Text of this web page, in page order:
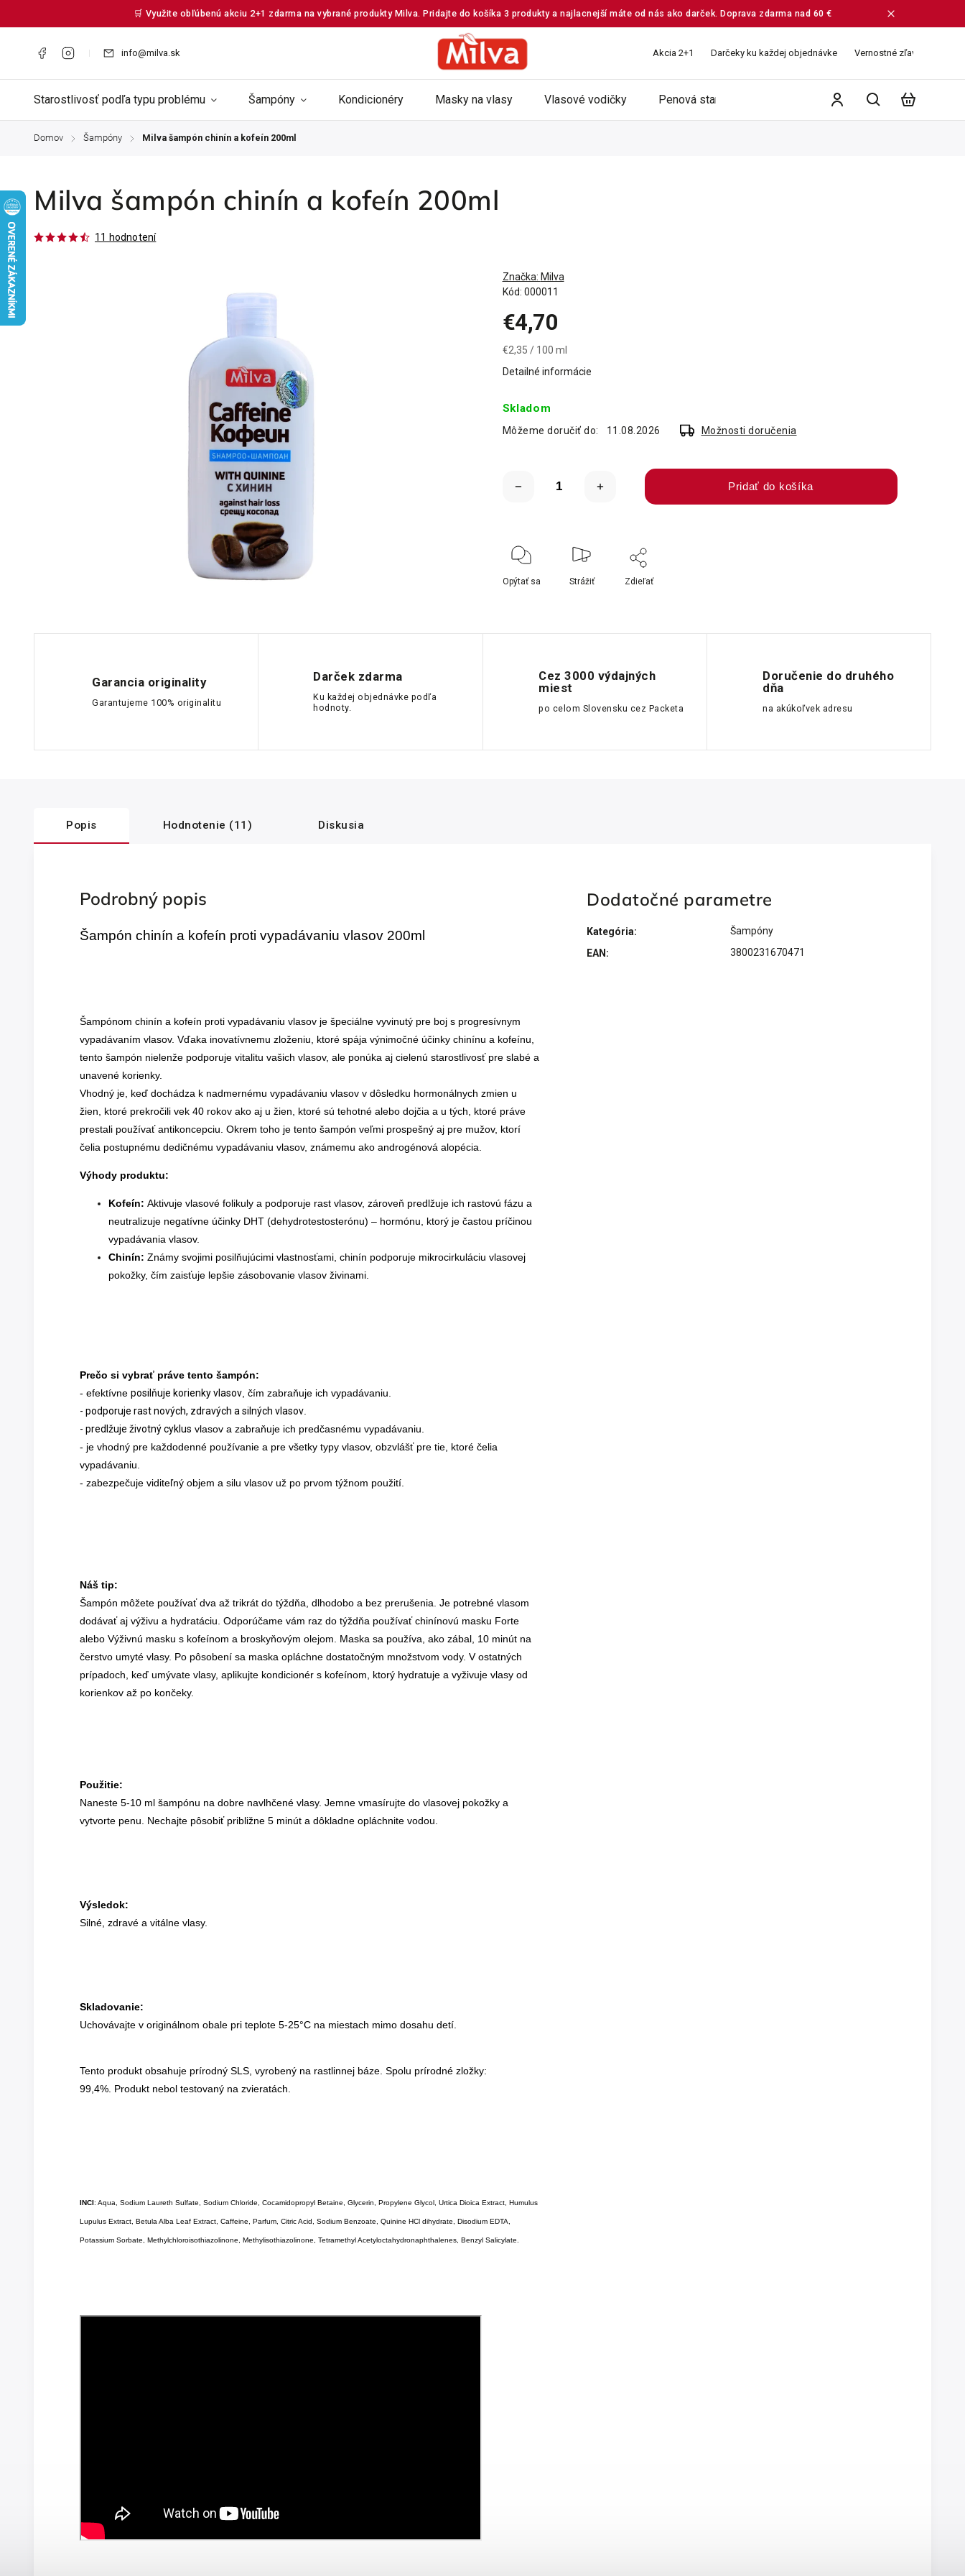
🛒 Využite obľúbenú akciu 2+1 zdarma na vybrané produkty Milva. Pridajte do košíka 3 produkty a najlacnejší máte od nás ako darček. Doprava zdarma nad 60 €
info@milva.sk Akcia 2+1 Darčeky ku každej objednávke Vernostné zľavy
Starostlivosť podľa typu problému Šampóny Kondicionéry Masky na vlasy Vlasové vodičky Penová starostlivosť Ružové vodičky Balíčky
Domov / Šampóny / Milva šampón chinín a kofeín 200ml
Milva šampón chinín a kofeín 200ml
11 hodnotení
Kód: 000011
Značka: Milva
€4,70
€2,35 / 100 ml
Skladom
Môžeme doručiť do: 11.08.2026 Možnosti doručenia
Pridať do košíka
Detailné informácie
Opýtať sa Strážiť Zdieľať
Garancia originality
Garantujeme 100% originalitu
Darček zdarma
Ku každej objednávke podľa
hodnoty.
Cez 3000 výdajných
miest
po celom Slovensku cez Packeta
Doručenie do druhého
dňa
na akúkoľvek adresu
Popis Hodnotenie (11) Diskusia
Podrobný popis
Šampón chinín a kofeín proti vypadávaniu vlasov 200ml
Šampónom chinín a kofeín proti vypadávaniu vlasov je špeciálne vyvinutý pre boj s progresívnym
vypadávaním vlasov. Vďaka inovatívnemu zloženiu, ktoré spája výnimočné účinky chinínu a kofeínu,
tento šampón nielenže podporuje vitalitu vašich vlasov, ale ponúka aj cielenú starostlivosť pre slabé a
unavené korienky.
Vhodný je, keď dochádza k nadmernému vypadávaniu vlasov v dôsledku hormonálnych zmien u
žien, ktoré prekročili vek 40 rokov ako aj u žien, ktoré sú tehotné alebo dojčia a u tých, ktoré práve
prestali používať antikoncepciu. Okrem toho je tento šampón veľmi prospešný aj pre mužov, ktorí
čelia postupnému dedičnému vypadávaniu vlasov, známemu ako androgénová alopécia.
Výhody produktu:
Kofeín: Aktivuje vlasové folikuly a podporuje rast vlasov, zároveň predlžuje ich rastovú fázu a
neutralizuje negatívne účinky DHT (dehydrotestosterónu) – hormónu, ktorý je častou príčinou
vypadávania vlasov.
Chinín: Známy svojimi posilňujúcimi vlastnosťami, chinín podporuje mikrocirkuláciu vlasovej
pokožky, čím zaisťuje lepšie zásobovanie vlasov živinami.
Prečo si vybrať práve tento šampón:
- efektívne posilňuje korienky vlasov , čím zabraňuje ich vypadávaniu.
- podporuje rast nových, zdravých a silných vlasov
- predlžuje životný cyklus vlasov a zabraňuje ich predčasnému vypadávaniu.
- je vhodný pre každodenné používanie a pre všetky typy vlasov, obzvlášť pre tie, ktoré čelia
vypadávaniu.
- zabezpečuje viditeľný objem a silu vlasov už po prvom týžnom použití.
Náš tip:
Šampón môžete používať dva až trikrát do týždňa, dlhodobo a bez prerušenia. Je potrebné vlasom
dodávať aj výživu a hydratáciu. Odporúčame vám raz do týždňa používať chinínovú masku Forte
alebo Výživnú masku s kofeínom a broskyňovým olejom. Maska sa používa, ako zábal, 10 minút na
čerstvo umyté vlasy. Po pôsobení sa maska opláchne dostatočným množstvom vody. V ostatných
prípadoch, keď umývate vlasy, aplikujte kondicionér s kofeínom, ktorý hydratuje a vyživuje vlasy od
korienkov až po končeky.
Použitie:
Naneste 5-10 ml šampónu na dobre navlhčené vlasy. Jemne vmasírujte do vlasovej pokožky a
vytvorte penu. Nechajte pôsobiť približne 5 minút a dôkladne opláchnite vodou.
Výsledok:
Silné, zdravé a vitálne vlasy.
Skladovanie:
Uchovávajte v originálnom obale pri teplote 5-25°C na miestach mimo dosahu detí.
Tento produkt obsahuje prírodný SLS, vyrobený na rastlinnej báze. Spolu prírodné zložky:
99,4%. Produkt nebol testovaný na zvieratách.
INCI: Aqua, Sodium Laureth Sulfate, Sodium Chloride, Cocamidopropyl Betaine, Glycerin, Propylene Glycol, Urtica Dioica Extract, Humulus
Lupulus Extract, Betula Alba Leaf Extract, Caffeine, Parfum, Citric Acid, Sodium Benzoate, Quinine HCl dihydrate, Disodium EDTA,
Potassium Sorbate, Methylchloroisothiazolinone, Methylisothiazolinone, Tetramethyl Acetyloctahydronaphthalenes, Benzyl Salicylate.
Dodatočné parametre
Kategória:
Šampóny
EAN : 3800231670471